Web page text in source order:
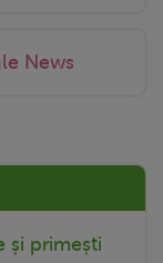
News
și primești